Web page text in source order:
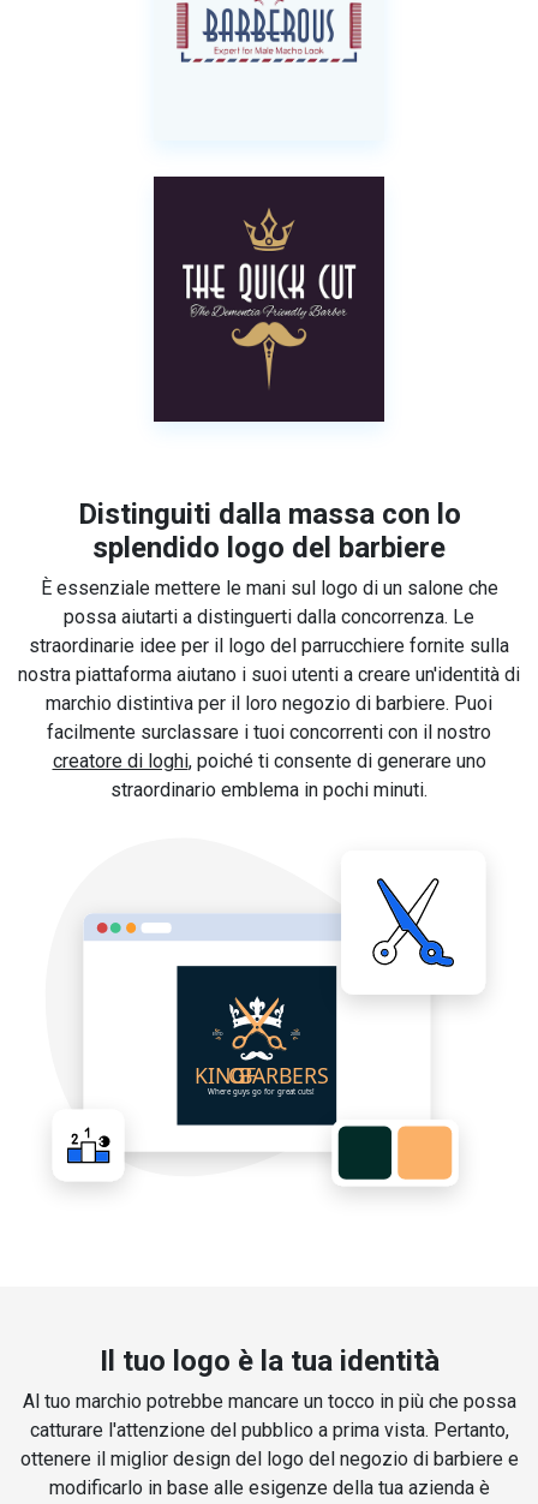
Distinguiti dalla massa con lo
splendido logo del barbiere
È essenziale mettere le mani sul logo di un salone che
possa aiutarti a distinguerti dalla concorrenza. Le
straordinarie idee per il logo del parrucchiere fornite sulla
nostra piattaforma aiutano i suoi utenti a creare un'identità di
marchio distintiva per il loro negozio di barbiere. Puoi
facilmente surclassare i tuoi concorrenti con il nostro
creatore di loghi, poiché ti consente di generare uno
straordinario emblema in pochi minuti.
Il tuo logo è la tua identità
Al tuo marchio potrebbe mancare un tocco in più che possa
catturare l'attenzione del pubblico a prima vista. Pertanto,
ottenere il miglior design del logo del negozio di barbiere e
modificarlo in base alle esigenze della tua azienda è